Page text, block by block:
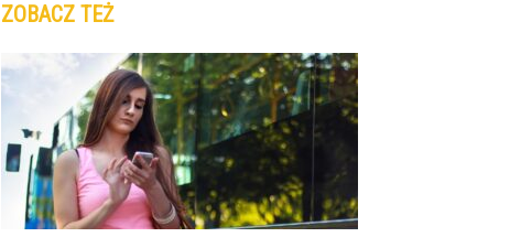
ZOBACZ TEŻ